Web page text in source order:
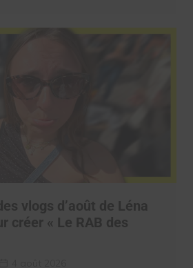
vlogs d’août de Léna
créer « Le RAB des